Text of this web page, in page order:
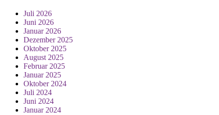
Juli 2026
Juni 2026
Januar 2026
Dezember 2025
Oktober 2025
August 2025
Februar 2025
Januar 2025
Oktober 2024
Juli 2024
Juni 2024
Januar 2024